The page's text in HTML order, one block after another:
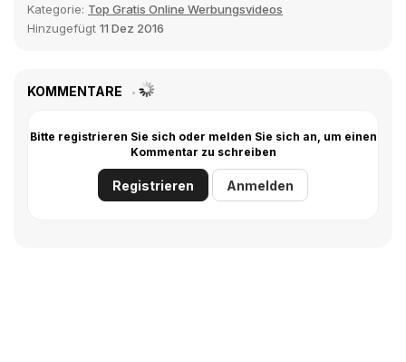
Kategorie: Top Gratis Online Werbungsvideos
Hinzugefügt 11 Dez 2016
KOMMENTARE
Bitte registrieren Sie sich oder melden Sie sich an, um einen
Kommentar zu schreiben
Registrieren Anmelden